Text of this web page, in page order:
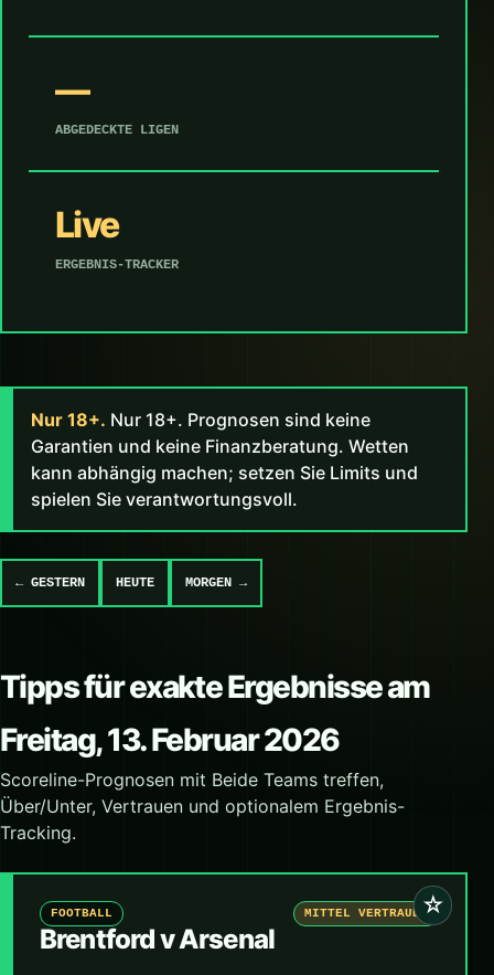
—
ABGEDECKTE LIGEN
Live
ERGEBNIS-TRACKER
Nur 18+. Nur 18+. Prognosen sind keine
Garantien und keine Finanzberatung. Wetten
kann abhängig machen; setzen Sie Limits und
spielen Sie verantwortungsvoll.
← GESTERN HEUTE MORGEN →
Tipps für exakte Ergebnisse am
Freitag, 13. Februar 2026
Scoreline-Prognosen mit Beide Teams treffen,
Über/Unter, Vertrauen und optionalem Ergebnis-
Tracking.
☆
FOOTBALL MITTEL VERTRAUEN
Brentford v Arsenal